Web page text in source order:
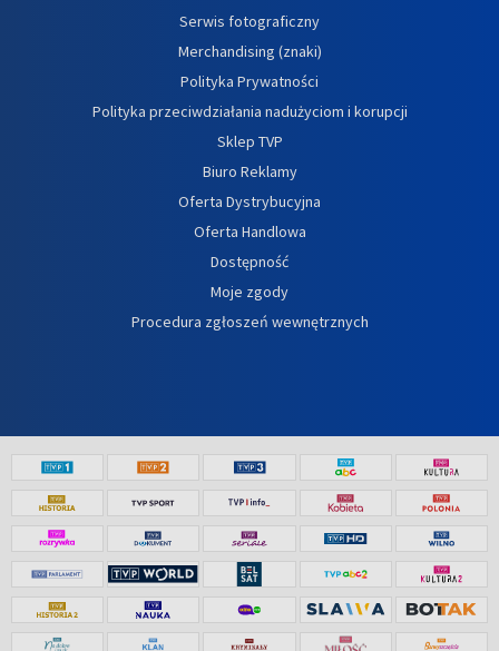
Serwis fotograficzny
Merchandising (znaki)
Polityka Prywatności
Polityka przeciwdziałania nadużyciom i korupcji
Sklep TVP
Biuro Reklamy
Oferta Dystrybucyjna
Oferta Handlowa
Dostępność
Moje zgody
Procedura zgłoszeń wewnętrznych